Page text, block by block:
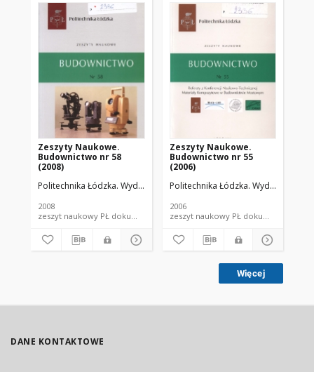
Zeszyty Naukowe.
Budownictwo nr 58
(2008)
Politechnika Łódzka. Wydział Budownictwa, Architektury i Inżynierii
2008
zeszyt naukowy PŁ dokument piśmienniczy
Zeszyty Naukowe.
Budownictwo nr 55
(2006)
Politechnika Łódzka. Wydział
2006
zeszyt naukowy PŁ dokument
Więcej
DANE KONTAKTOWE